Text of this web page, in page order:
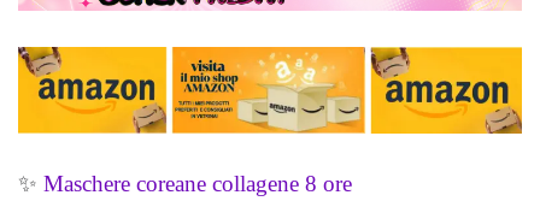
✨ Maschere coreane collagene 8 ore